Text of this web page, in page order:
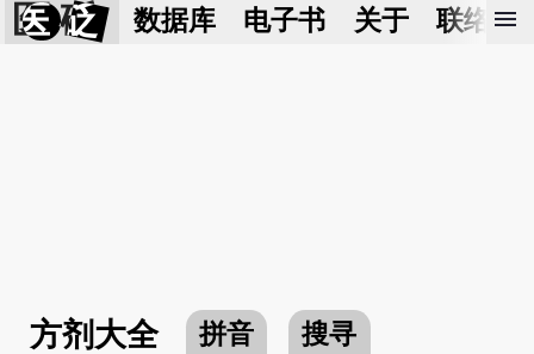
医 砭 数据库 电子书 关于 联络我
menu
方剂大全 拼音
搜寻